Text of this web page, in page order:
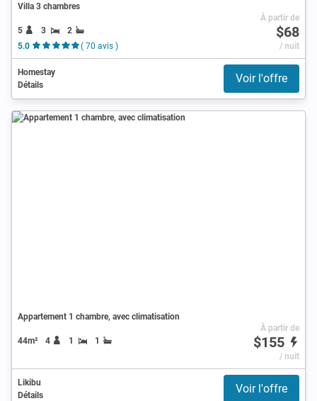
Villa 3 chambres
5 3
2
5.0
( 70 avis )
À partir de
$68
/ nuit
Homestay
Détails
Voir l'offre
Appartement 1 chambre, avec climatisation
44m² 4 1 1
À partir de
$155
/ nuit
Likibu
Détails
Voir l'offre